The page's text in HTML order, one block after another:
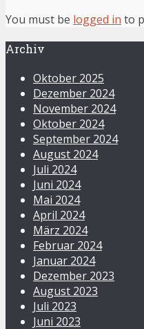
You must be logged in to
Archiv
Oktober 2025
Dezember 2024
November 2024
Oktober 2024
September 2024
August 2024
Juli 2024
Juni 2024
Mai 2024
April 2024
März 2024
Februar 2024
Januar 2024
Dezember 2023
August 2023
Juli 2023
Juni 2023